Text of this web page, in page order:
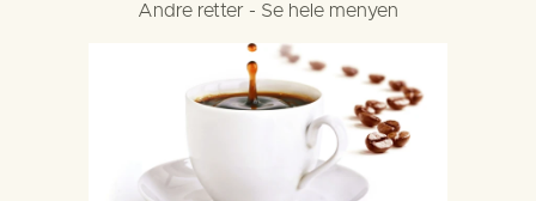
Andre retter - Se hele menyen